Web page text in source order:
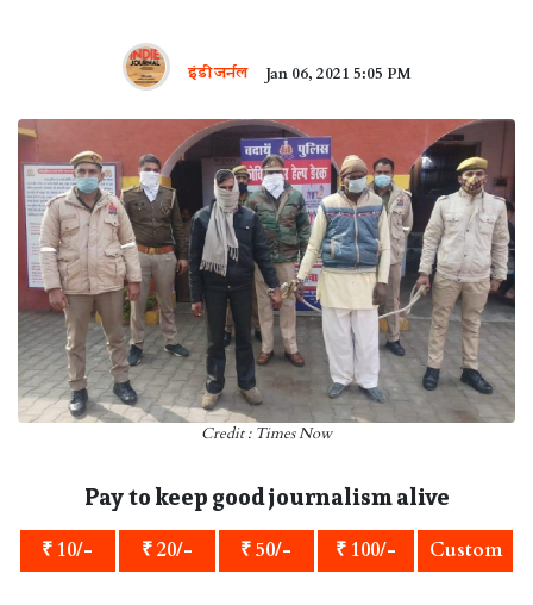
इंडी जर्नल Jan 06, 2021 5:05 PM
Credit : Times Now
Pay to keep good journalism alive
₹ 10/- ₹ 20/- ₹ 50/- ₹ 100/- Custom